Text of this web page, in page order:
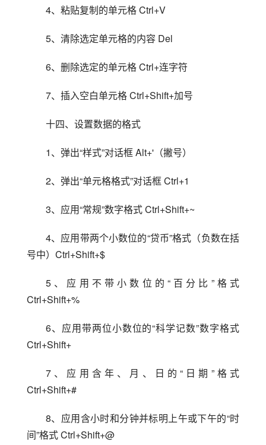
4、粘贴复制的单元格 Ctrl+V
5、清除选定单元格的内容 Del
6、删除选定的单元格 Ctrl+连字符
7、插入空白单元格 Ctrl+Shift+加号
十四、设置数据的格式
1、弹出“样式”对话框 Alt+'（撇号）
2、弹出“单元格格式”对话框 Ctrl+1
3、应用“常规”数字格式 Ctrl+Shift+~
4、应用带两个小数位的“贷币”格式（负数在括
号中）Ctrl+Shift+$
5、应用不带小数位的“百分比”格式
Ctrl+Shift+%
6、应用带两位小数位的“科学记数”数字格式
Ctrl+Shift+
7、应用含年、月、日的“日期”格式
Ctrl+Shift+#
8、应用含小时和分钟并标明上午或下午的“时
间”格式 Ctrl+Shift+@